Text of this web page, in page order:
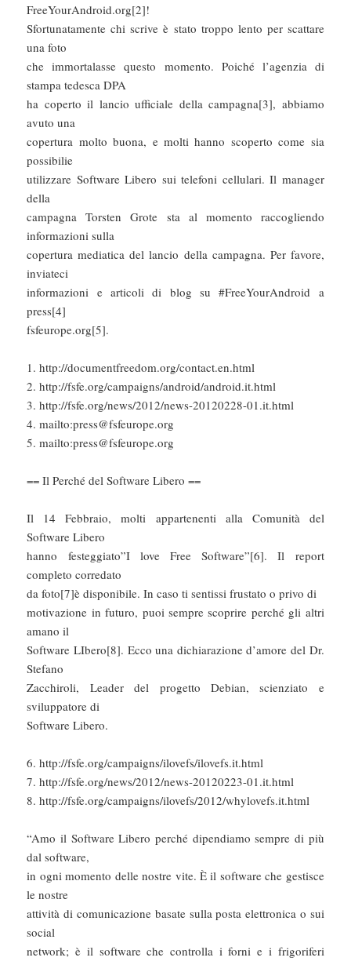
FreeYourAndroid.org[2]!
Sfortunatamente chi scrive è stato troppo lento per scattare
una foto
che immortalasse questo momento. Poiché l’agenzia di
stampa tedesca DPA
ha coperto il lancio ufficiale della campagna[3], abbiamo
avuto una
copertura molto buona, e molti hanno scoperto come sia
possibilie
utilizzare Software Libero sui telefoni cellulari. Il manager
della
campagna Torsten Grote sta al momento raccogliendo
informazioni sulla
copertura mediatica del lancio della campagna. Per favore,
inviateci
informazioni e articoli di blog su #FreeYourAndroid a
press[4]
fsfeurope.org[5].
1. http://documentfreedom.org/contact.en.html
2. http://fsfe.org/campaigns/android/android.it.html
3. http://fsfe.org/news/2012/news-20120228-01.it.html
4. mailto:press@fsfeurope.org
5. mailto:press@fsfeurope.org
== Il Perché del Software Libero ==
Il 14 Febbraio, molti appartenenti alla Comunità del
Software Libero
hanno festeggiato”I love Free Software”[6]. Il report
completo corredato
da foto[7]è disponibile. In caso ti sentissi frustato o privo di
motivazione in futuro, puoi sempre scoprire perché gli altri
amano il
Software LIbero[8]. Ecco una dichiarazione d’amore del Dr.
Stefano
Zacchiroli, Leader del progetto Debian, scienziato e
sviluppatore di
Software Libero.
6. http://fsfe.org/campaigns/ilovefs/ilovefs.it.html
7. http://fsfe.org/news/2012/news-20120223-01.it.html
8. http://fsfe.org/campaigns/ilovefs/2012/whylovefs.it.html
“Amo il Software Libero perché dipendiamo sempre di più
dal software,
in ogni momento delle nostre vite. È il software che gestisce
le nostre
attività di comunicazione basate sulla posta elettronica o sui
social
network; è il software che controlla i forni e i frigoriferi